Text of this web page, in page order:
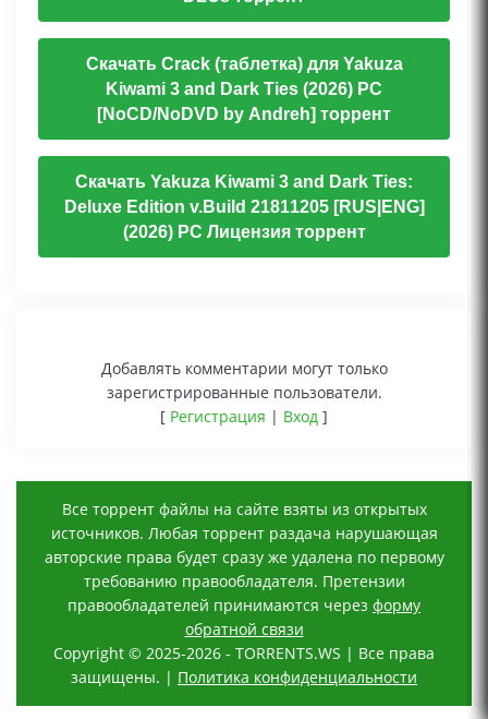
Скачать Crack (таблетка) для Yakuza
Kiwami 3 and Dark Ties (2026) PC
[NoCD/NoDVD by Andreh] торрент
Скачать Yakuza Kiwami 3 and Dark Ties:
Deluxe Edition v.Build 21811205 [RUS|ENG]
(2026) PC Лицензия торрент
Добавлять комментарии могут только
зарегистрированные пользователи.
[ Регистрация | Вход ]
Все торрент файлы на сайте взяты из открытых
источников. Любая торрент раздача нарушающая
авторские права будет сразу же удалена по первому
требованию правообладателя. Претензии
правообладателей принимаются через форму
обратной связи
Copyright © 2025-2026 - TORRENTS.WS | Все права
защищены. | Политика конфиденциальности